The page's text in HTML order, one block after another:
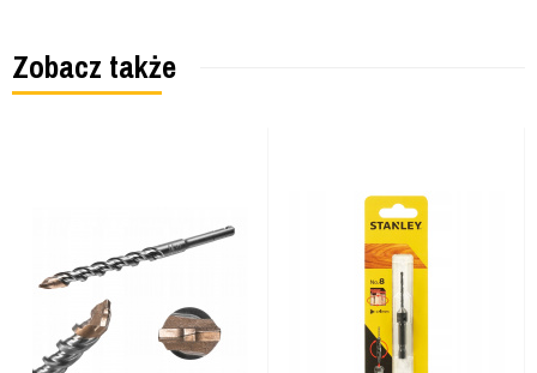
Zobacz także